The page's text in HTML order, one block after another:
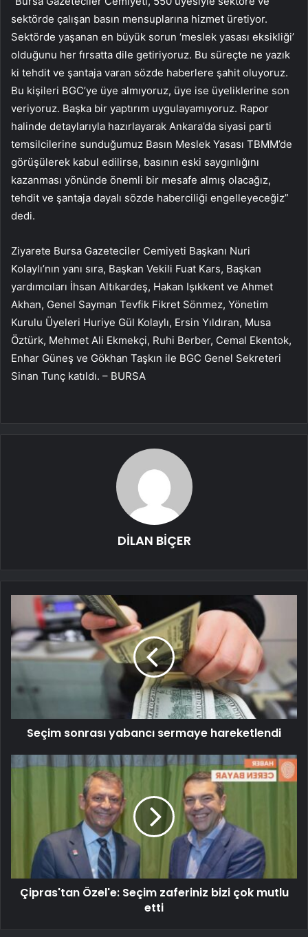
sektörde çalışan basın mensuplarına hizmet üretiyor.
Sektörde yaşanan en büyük sorun ‘meslek yasası eksikliği’
olduğunu her fırsatta dile getiriyoruz. Bu süreçte ne yazık
ki tehdit ve şantaja varan sözde haberlere şahit oluyoruz.
Bu kişileri BGC’ye üye almıyoruz, üye ise üyeliklerine son
veriyoruz. Başka bir yaptırım uygulayamıyoruz. Rapor
halinde detaylarıyla hazırlayarak Ankara’da siyasi parti
temsilcilerine sunduğumuz Basın Meslek Yasası TBMM’de
görüşülerek kabul edilirse, basının eski saygınlığını
kazanması yönünde önemli bir mesafe almış olacağız,
tehdit ve şantaja dayalı sözde haberciliği engelleyeceğiz”
dedi.
Ziyarete Bursa Gazeteciler Cemiyeti Başkanı Nuri
Kolaylı’nın yanı sıra, Başkan Vekili Fuat Kars, Başkan
yardımcıları İhsan Altıkardeş, Hakan Işıkkent ve Ahmet
Akhan, Genel Sayman Tevfik Fikret Sönmez, Yönetim
Kurulu Üyeleri Huriye Gül Kolaylı, Ersin Yıldıran, Musa
Öztürk, Mehmet Ali Ekmekçi, Ruhi Berber, Cemal Ekentok,
Enhar Güneş ve Gökhan Taşkın ile BGC Genel Sekreteri
Sinan Tunç katıldı. – BURSA
DİLAN BİÇER
Seçim sonrası yabancı sermaye hareketlendi
Çipras'tan Özel'e: Seçim zaferiniz bizi çok mutlu
etti